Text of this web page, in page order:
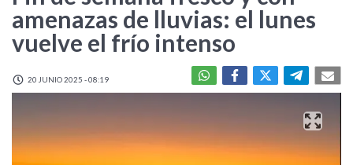
amenazas de lluvias: el lunes
vuelve el frío intenso
20 JUNIO 2025 - 08:19